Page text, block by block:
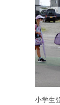
小学生